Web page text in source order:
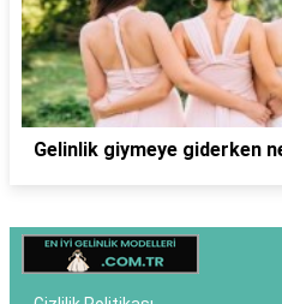
Gelinlik giymeye giderken